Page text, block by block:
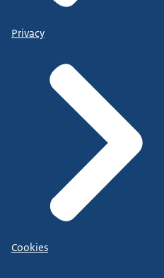
Privacy
Cookies